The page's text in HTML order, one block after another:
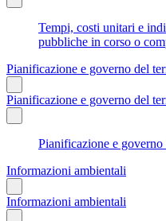
Tempi, costi unitari e
pubbliche in corso o
Pianificazione e governo del
Pianificazione e governo del
Pianificazione e
Informazioni ambientali
Informazioni ambientali